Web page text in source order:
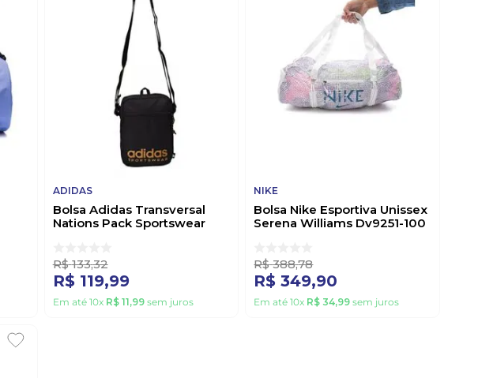
ADIDAS
Bolsa Adidas Transversal
Nations Pack Sportswear
R$ 133,32
R$ 119,99
Em até 10x R$ 11,99sem juros
NIKE
Bolsa Nike Esportiva Unissex
Serena Williams Dv9251-100
R$ 388,78
R$ 349,90
Em até10x R$ 34,99 sem juros